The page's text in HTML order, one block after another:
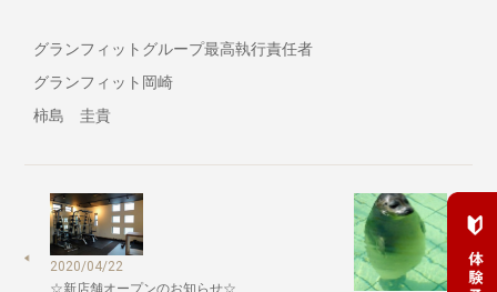
グランフィットグループ最高執行責任者
グランフィット岡崎
柿島 圭貴
2020/04/22
☆新店舗オープンのお知らせ☆